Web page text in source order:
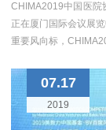
CHIMA2019中国医院
正在厦门国际会议展
重要风向标，
07.17
2019